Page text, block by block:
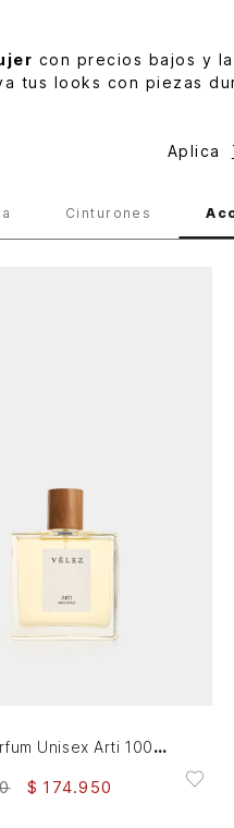
con precios bajos y
tus looks con piezas
Aplica
Cinturones
Eau de Parfum Unisex Arti 100ml
$ 174.950